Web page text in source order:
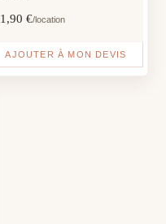
1,90 €/location
AJOUTER À MON DEVIS